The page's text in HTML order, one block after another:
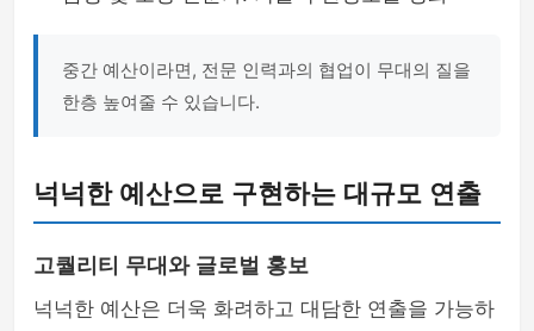
중간 예산이라면, 전문 인력과의 협업이 무대의 질을
한층 높여줄 수 있습니다.
넉넉한 예산으로 구현하는 대규모 연출
고퀄리티 무대와 글로벌 홍보
넉넉한 예산은 더욱 화려하고 대담한 연출을 가능하